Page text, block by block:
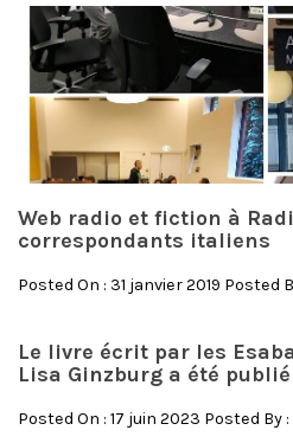
Web radio et fiction à
correspondants italiens
Posted On : 31 janvier 2019 Posted
Le livre écrit par les
Lisa Ginzburg a été publié
Posted On : 17 juin 2023 Posted By :